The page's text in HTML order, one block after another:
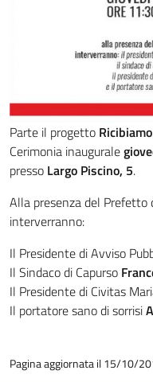
Parte il progetto Ricibiamo
Cerimonia inaugurale
presso Largo Piscino, 5.
Alla presenza del Prefetto
interverranno:
Il Presidente di Avviso
Il Sindaco di Capurso
Il Presidente di Civitas
Il portatore sano di sorrisi
Pagina aggiornata il 15/10/